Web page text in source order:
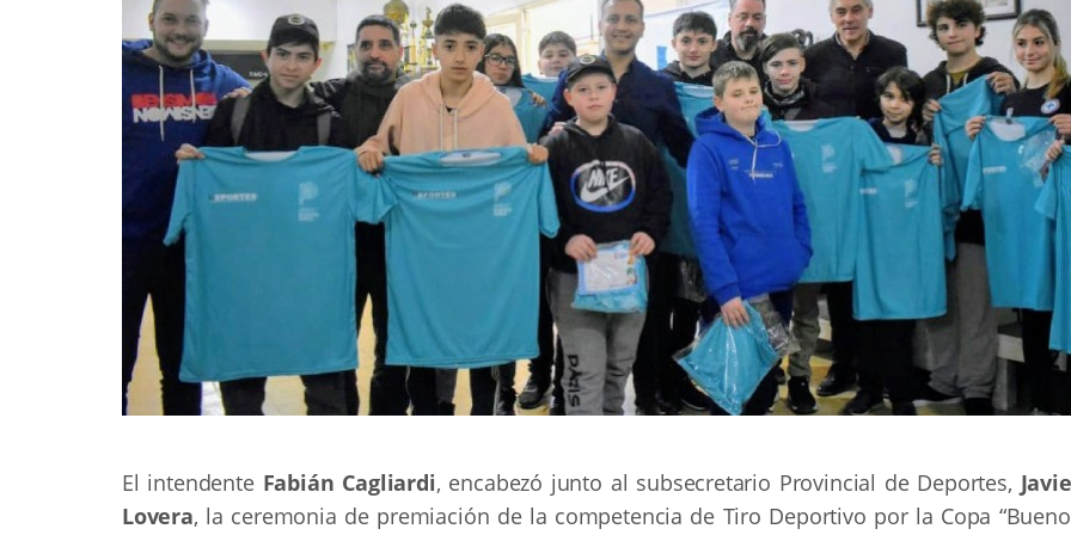
El intendente Fabián Cagliardi, encabezó junto al subsecretario Provincial de Deportes,
Lovera, la ceremonia de premiación de la competencia de Tiro Deportivo por la Copa